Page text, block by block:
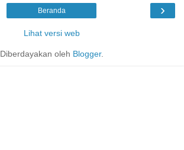
›
Beranda
Lihat versi web
Diberdayakan oleh Blogger.